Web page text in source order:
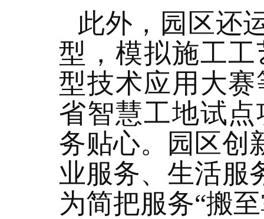
此外，园区还
型，模拟施工
型技术应用大
省智慧工地试
务贴心。园区创
业服务、生活服
为简把服务“搬